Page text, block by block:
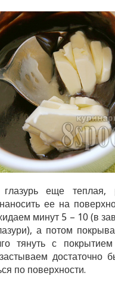
еще теплая,
ее на
минут 5 – 10 (в
а потом
тянуть с
достаточно
по поверхности.